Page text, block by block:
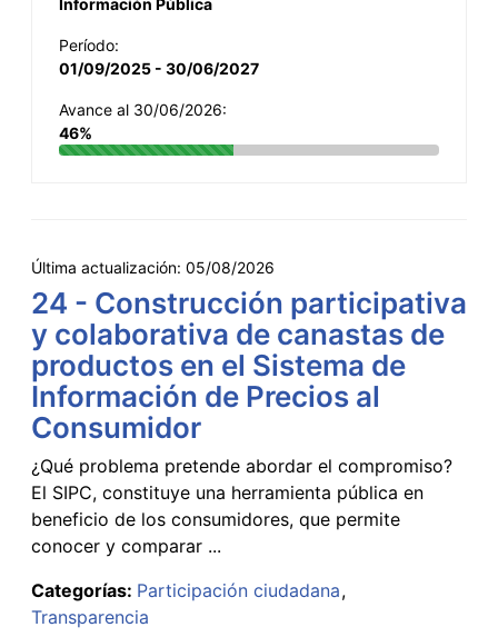
Período:
01/09/2025 - 30/06/2027
Avance al 30/06/2026:
46%
Última actualización: 05/08/2026
24 - Construcción participativa
y colaborativa de canastas de
productos en el Sistema de
Información de Precios al
Consumidor
¿Qué problema pretende abordar el compromiso?
El SIPC, constituye una herramienta pública en
beneficio de los consumidores, que permite
conocer y comparar ...
Categorías: Participación ciudadana
Transparencia